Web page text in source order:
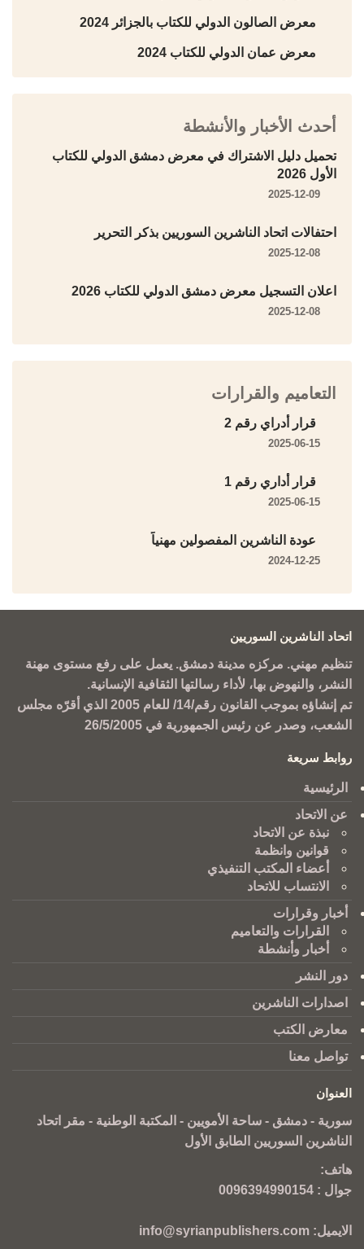
معرض الصالون الدولي للكتاب بالجزائر 2024
معرض عمان الدولي للكتاب 2024
أحدث الأخبار والأنشطة
تحميل دليل الاشتراك في معرض دمشق الدولي للكتاب
الأول 2026
2025-12-09
احتفالات اتحاد الناشرين السوريين بذكر التحرير
2025-12-08
اعلان التسجيل معرض دمشق الدولي للكتاب 2026
2025-12-08
التعاميم والقرارات
قرار أدراي رقم 2
2025-06-15
قرار أداري رقم 1
2025-06-15
عودة الناشرين المفصولين مهنياً
2024-12-25
اتحاد الناشرين السوريين
تنظيم مهني. مركزه مدينة دمشق. يعمل على رفع مستوى مهنة
النشر، والنهوض بها، لأداء رسالتها الثقافية الإنسانية.
تم إنشاؤه بموجب القانون رقم/14/ للعام 2005 الذي أقرّه مجلس
الشعب، وصدر عن رئيس الجمهورية في 26/5/2005
روابط سريعة
الرئيسية
عن الاتحاد
نبذة عن الاتحاد
قوانين وانظمة
أعضاء المكتب التنفيذي
الانتساب للاتحاد
أخبار وقرارات
القرارات والتعاميم
أخبار وأنشطة
دور النشر
اصدارات الناشرين
معارض الكتب
تواصل معنا
العنوان
سورية - دمشق - ساحة الأمويين - المكتبة الوطنية - مقر اتحاد
الناشرين السوريين الطابق الأول
هاتف:
جوال : 0096394990154
الايميل: info@syrianpublishers.com